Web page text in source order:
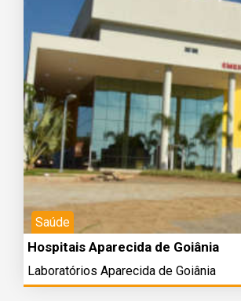
Saúde
Hospitais Aparecida de Goiânia
Laboratórios Aparecida de Goiânia